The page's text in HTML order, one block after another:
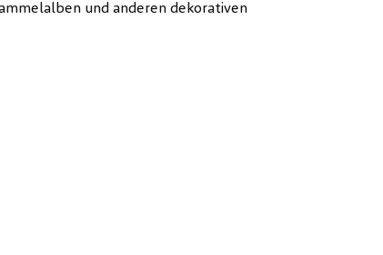
und anderen dekorativen